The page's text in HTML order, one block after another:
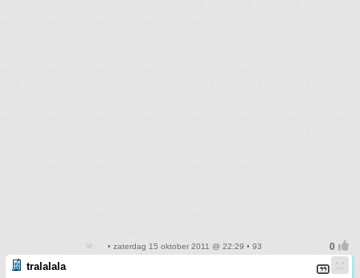
• zaterdag 15 oktober 2011 @ 22:29 • 93
tralalala